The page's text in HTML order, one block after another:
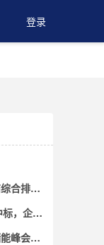
登录
合排名
，企业
峰会演